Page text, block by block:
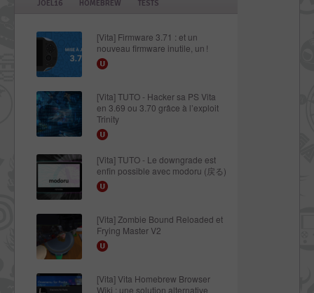
JOEL16 HOMEBREW TESTS
[Vita] Firmware 3.71 : et un
nouveau firmware inutile, un !
[Vita] TUTO - Hacker sa PS Vita
en 3.69 ou 3.70 grâce à l’exploit
Trinity
[Vita] TUTO - Le downgrade est
enfin possible avec modoru (戻る)
[Vita] Zombie Bound Reloaded et
Frying Master V2
[Vita] Vita Homebrew Browser
Wiki : une solution alternative